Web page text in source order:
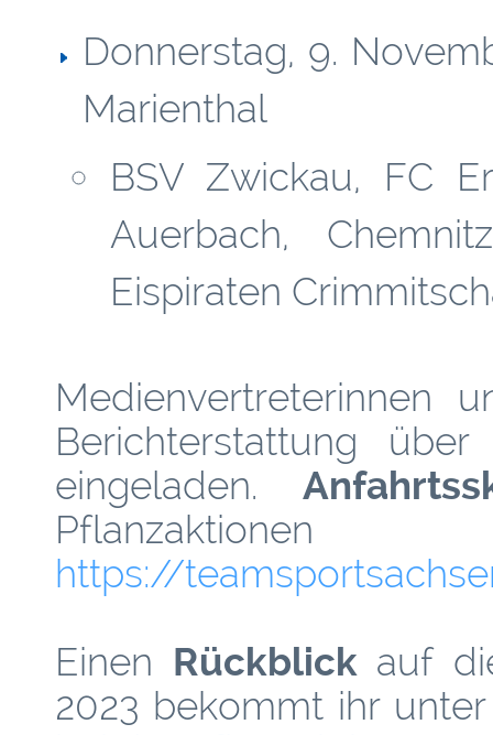
Donnerstag, 9.
Marienthal
BSV Zwickau, FC
Auerbach,
Eispiraten
Medienvertreterinnen
Berichterstattung
eingeladen.
https://
Einen Rückblick auf
2023 bekommt ihr